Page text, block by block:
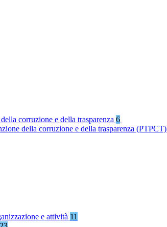
corruzione e della trasparenza 6
della corruzione e della trasparenza (PTPCT)
e attività 11